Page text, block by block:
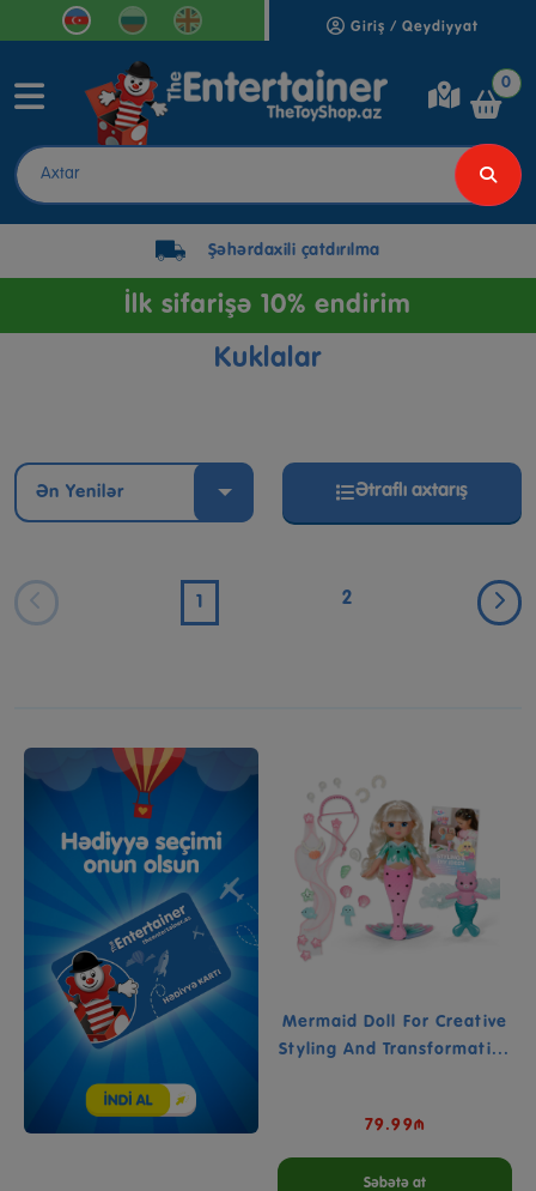
Giriş / Qeydiyyat
0
Şəhərdaxili çatdırılma
İlk sifarişə 10% endirim
Kuklalar
Ən Yenilər Ətraflı axtarış
1 2
Mermaid Doll For Creative
Styling And Transformati...
79.99₼
Səbətə at